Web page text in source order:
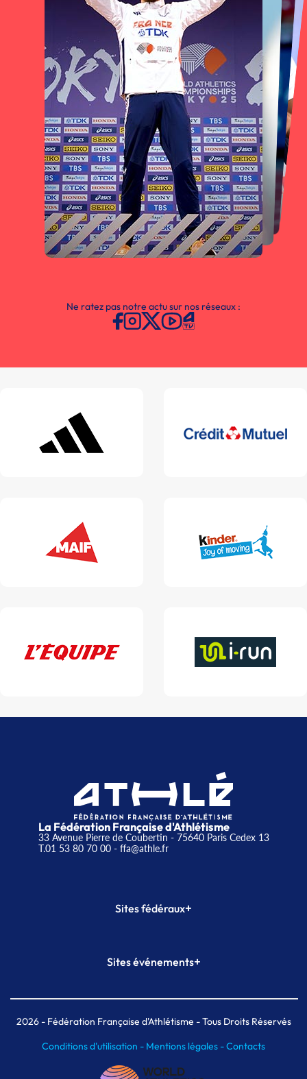
Ne ratez pas notre actu sur nos réseaux :
La Fédération Française d'Athlétisme
33 Avenue Pierre de Coubertin - 75640 Paris Cedex 13
T.01 53 80 70 00- ffa@athle.fr
Sites fédéraux+
Plateforme Formation
Sites événements+
Meeting de Paris indoor
MAIF Ekiden de Paris
2026- Fédération Française d'Athlétisme - Tous Droits Réservés
Conditions d'utilisation - Mentions légales -Contacts